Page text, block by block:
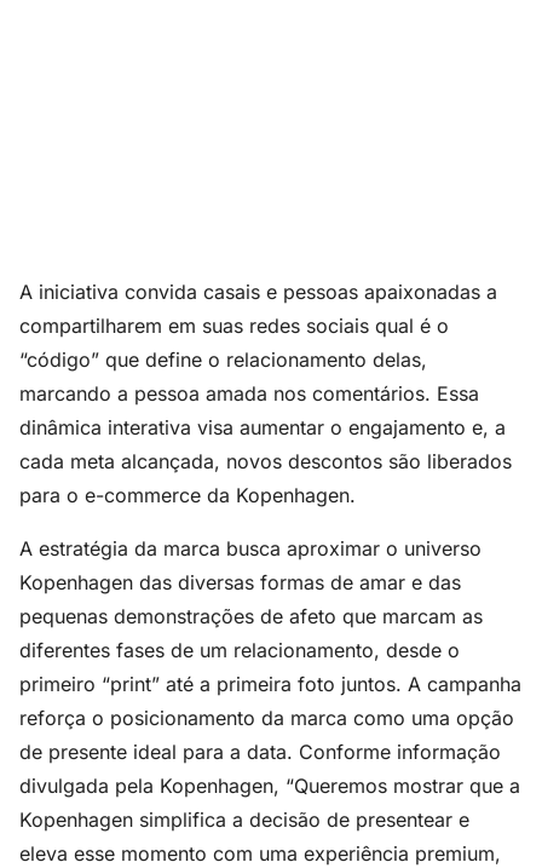
A iniciativa convida casais e pessoas apaixonadas a
compartilharem em suas redes sociais qual é o
“código” que define o relacionamento delas,
marcando a pessoa amada nos comentários. Essa
dinâmica interativa visa aumentar o engajamento e, a
cada meta alcançada, novos descontos são liberados
para o e-commerce da Kopenhagen.
A estratégia da marca busca aproximar o universo
Kopenhagen das diversas formas de amar e das
pequenas demonstrações de afeto que marcam as
diferentes fases de um relacionamento, desde o
primeiro “print” até a primeira foto juntos. A campanha
reforça o posicionamento da marca como uma opção
de presente ideal para a data. Conforme informação
divulgada pela Kopenhagen, “Queremos mostrar que a
Kopenhagen simplifica a decisão de presentear e
eleva esse momento com uma experiência premium,